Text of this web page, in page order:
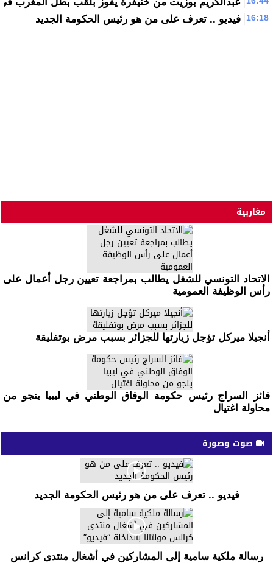
16:18 فيديو .. تعرف على من هو رئيس الحكومة الجديد
مغاربية
الاتحاد التونسي للشغل يطالب بمراجعة تعيين رجل أعمال على
رأس الوظيفة العمومية
أنجيلا ميركل تؤجل زيارتها للجزائر بسبب مرض بوتفليقة
فائز السراج رئيس حكومة الوفاق الوطني في ليبيا ينجو من
محاولة اغتيال
صوت وصورة
فيديو .. تعرف على من هو رئيس الحكومة الجديد
رسالة ملكية سامية إلى المشاركين في أشغال منتدى كرانس